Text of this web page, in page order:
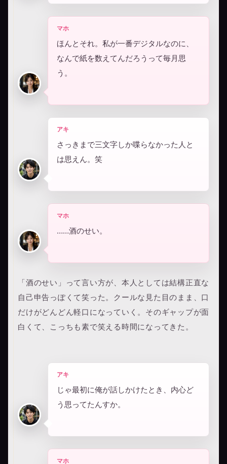
マホ
ほんとそれ。私が一番デジタルなのに、
なんで紙を数えてんだろうって毎月思
う。
アキ
さっきまで三文字しか喋らなかった人と
は思えん。笑
マホ
……酒のせい。
「酒のせい」って言い方が、本人としては結構正直な
自己申告っぽくて笑った。クールな見た目のまま、口
だけがどんどん軽口になっていく。そのギャップが面
白くて、こっちも素で笑える時間になってきた。
アキ
じゃ最初に俺が話しかけたとき、内心ど
う思ってたんすか。
マホ